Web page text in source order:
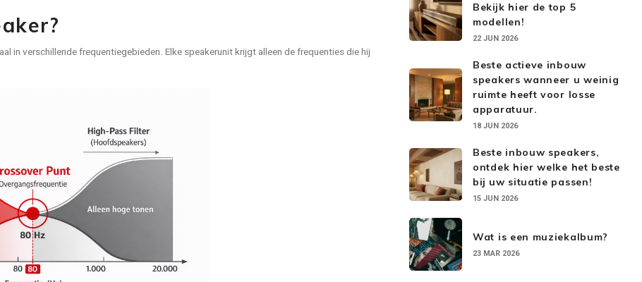
in verschillende frequentiegebieden. Elke speakerunit krijgt alleen de frequenties die hij
Bekijk hier de top 5
modellen!
22 JUN 2026
Beste actieve inbouw
speakers wanneer u weinig
ruimte heeft voor losse
apparatuur.
18 JUN 2026
Beste inbouw speakers,
ontdek hier welke het beste
bij uw situatie passen!
15 JUN 2026
Wat is een muziekalbum?
23 MAR 2026